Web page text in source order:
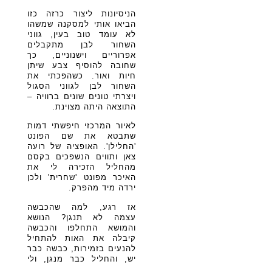
הניסיונות ליצור כרזה כזו
הביאו אותי למסקנה שמשהו
לא עומד טוב בעין, גווני
השחור לבן מתקבלים
אפרוריים וישנוניים, כך
שחובה להוסיף צבע שיתן
חיות ואור. כשהפכתי את
השחור לבן לגווני הסגול
ויצרתי טונים שונים ברוויה –
התוצאה היתה מצוינת.
לאיור המרכזי חיפשתי דמות
שתבטא את שם הפונט
'החלילן'. האופציה של רועה
צאן ותווים הנשפכים בקסם
מהחליל הזכירה לי את
האיכר מפונט 'שחרית' ולכן
ירדה מיד מהפרק.
אז רגע, למה שהכבשה
עצמה לא תנגן? הנושא
והמושא התחלפו והכבשה
קיבלה את האות להתחיל
להנעים בזמירות, כבשה כבר
יש, והחליל כבר מנגן, ולי